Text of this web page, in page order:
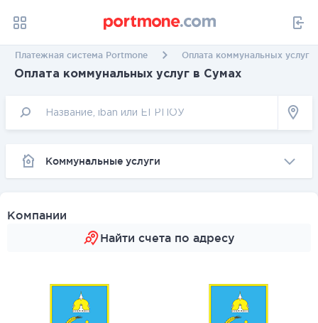
Платежная система Portmone Оплата коммунальных услуг
Оплата коммунальных услуг в Сумах
Коммунальные услуги
Компании
Найти счета по адресу